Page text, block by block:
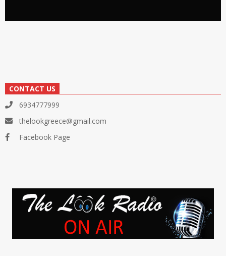
CONTACT US
6934777999
thelookgreece@gmail.com
Facebook Page